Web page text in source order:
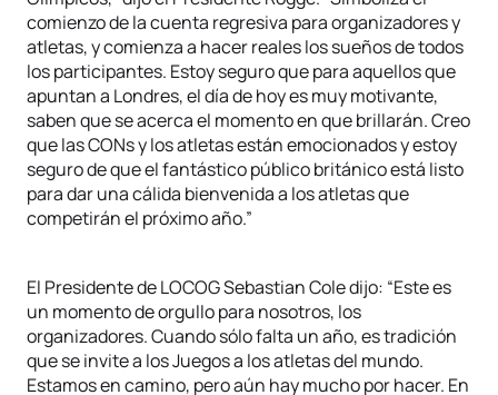
comienzo de la cuenta regresiva para organizadores y
atletas, y comienza a hacer reales los sueños de todos
los participantes. Estoy seguro que para aquellos que
apuntan a Londres, el día de hoy es muy motivante,
saben que se acerca el momento en que brillarán. Creo
que las CONs y los atletas están emocionados y estoy
seguro de que el fantástico público británico está listo
para dar una cálida bienvenida a los atletas que
competirán el próximo año.”
El Presidente de LOCOG Sebastian Cole dijo: “Este es
un momento de orgullo para nosotros, los
organizadores. Cuando sólo falta un año, es tradición
que se invite a los Juegos a los atletas del mundo.
Estamos en camino, pero aún hay mucho por hacer. En